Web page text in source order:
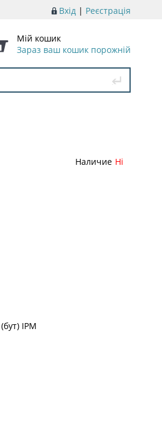
Вхід | Реєстрація
Мій кошик
Зараз ваш кошик порожній
Наличие Ні
IPM